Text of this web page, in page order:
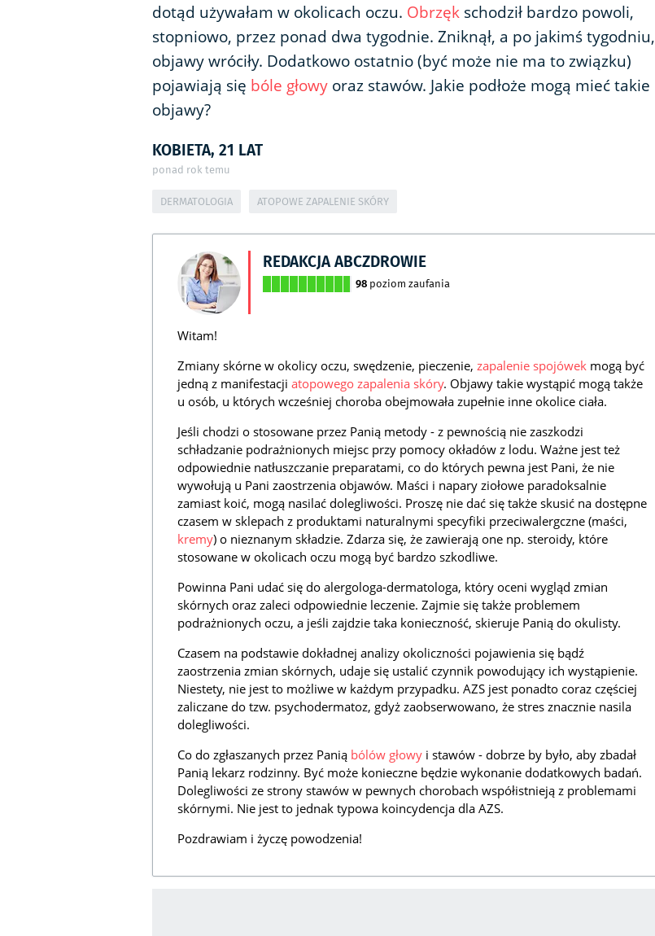
dotąd używałam w okolicach oczu. Obrzęk schodził bardzo powoli,
stopniowo, przez ponad dwa tygodnie. Zniknął, a po jakimś tygodniu,
objawy wróciły. Dodatkowo ostatnio (być może nie ma to związku)
pojawiają się bóle głowy oraz stawów. Jakie podłoże mogą mieć takie
objawy?
KOBIETA, 21 LAT
ponad rok temu
DERMATOLOGIA ATOPOWE ZAPALENIE SKÓRY
REDAKCJA ABCZDROWIE
98 poziom zaufania
Witam!
Zmiany skórne w okolicy oczu, swędzenie, pieczenie, zapalenie spojówek mogą być
jedną z manifestacji atopowego zapalenia skóry. Objawy takie wystąpić mogą także
u osób, u których wcześniej choroba obejmowała zupełnie inne okolice ciała.
Jeśli chodzi o stosowane przez Panią metody - z pewnością nie zaszkodzi
schładzanie podrażnionych miejsc przy pomocy okładów z lodu. Ważne jest też
odpowiednie natłuszczanie preparatami, co do których pewna jest Pani, że nie
wywołują u Pani zaostrzenia objawów. Maści i napary ziołowe paradoksalnie
zamiast koić, mogą nasilać dolegliwości. Proszę nie dać się także skusić na dostępne
czasem w sklepach z produktami naturalnymi specyfiki przeciwalergczne (maści,
kremy) o nieznanym składzie. Zdarza się, że zawierają one np. steroidy, które
stosowane w okolicach oczu mogą być bardzo szkodliwe.
Powinna Pani udać się do alergologa-dermatologa, który oceni wygląd zmian
skórnych oraz zaleci odpowiednie leczenie. Zajmie się także problemem
podrażnionych oczu, a jeśli zajdzie taka konieczność, skieruje Panią do okulisty.
Czasem na podstawie dokładnej analizy okoliczności pojawienia się bądź
zaostrzenia zmian skórnych, udaje się ustalić czynnik powodujący ich wystąpienie.
Niestety, nie jest to możliwe w każdym przypadku. AZS jest ponadto coraz częściej
zaliczane do tzw. psychodermatoz, gdyż zaobserwowano, że stres znacznie nasila
dolegliwości.
Co do zgłaszanych przez Panią bólów głowy i stawów - dobrze by było, aby zbadał
Panią lekarz rodzinny. Być może konieczne będzie wykonanie dodatkowych badań.
Dolegliwości ze strony stawów w pewnych chorobach współistnieją z problemami
skórnymi. Nie jest to jednak typowa koincydencja dla AZS.
Pozdrawiam i życzę powodzenia!